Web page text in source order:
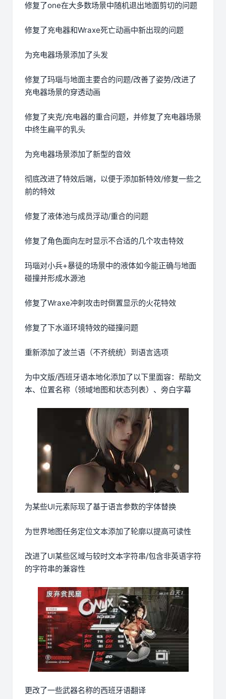
修复了one在大多数场景中随机退出地面剪切的问题
修复了充电器和Wraxe死亡动画中新出现的问题
为充电器场景添加了头发
修复了玛瑙与地面主要合的问题/改善了姿势/改进了
充电器场景的穿透动画
修复了夹克/充电器的重合问题，并修复了充电器场景
中终生扁平的乳头
为充电器场景添加了新型的音效
彻底改进了特效后端，以便于添加新特效/修复一些之
前的特效
修复了液体池与成员浮动/重合的问题
修复了角色面向左时显示不合适的几个攻击特效
玛瑙对小兵+暴徒的场景中的液体如今能正确与地面
碰撞并形成水源池
修复了Wraxe冲刺攻击时倒置显示的火花特效
修复了下水道环境特效的碰撞问题
重新添加了波兰语（不齐统统）到语言选项
为中文版/西班牙语本地化添加了以下里面容：帮助文
本、位置名称（领域地图和状态列表）、旁白字幕
为某些UI元素际现了基于语言参数的字体替换
为世界地图任务定位文本添加了轮廓以提高可读性
改进了UI某些区域与较时文本字符串/包含非英语字符
的字符串的兼容性
更改了一些武器名称的西班牙语翻译